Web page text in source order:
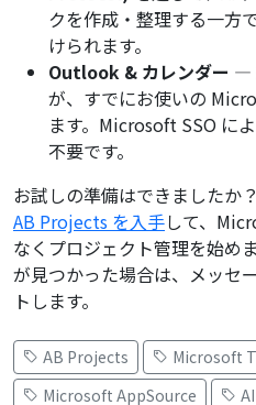
クを作成・整理する一方
けられます。
Outlook & カレンダー —
が、すでにお使いの
ます。Microsoft SSO に
不要です。
お試しの準備はできましたか？
AB Projects を入手して、
なくプロジェクト管理を始め
が見つかった場合は、メッセ
トします。
AB Projects
Microsoft
Microsoft AppSource